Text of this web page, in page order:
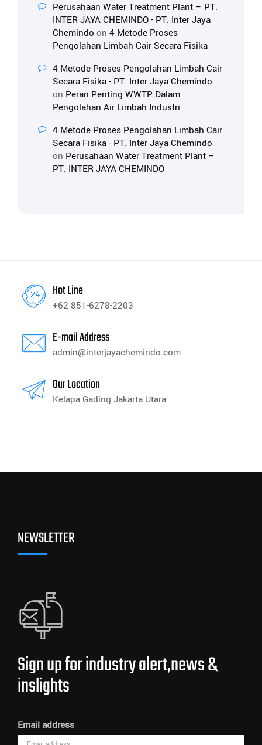
Perusahaan Water Treatment Plant – PT.
INTER JAYA CHEMINDO - PT. Inter Jaya
Chemindo on 4 Metode Proses
Pengolahan Limbah Cair Secara Fisika
4 Metode Proses Pengolahan Limbah Cair
Secara Fisika - PT. Inter Jaya Chemindo
on Peran Penting WWTP Dalam
Pengolahan Air Limbah Industri
4 Metode Proses Pengolahan Limbah Cair
Secara Fisika - PT. Inter Jaya Chemindo
on Perusahaan Water Treatment Plant –
PT. INTER JAYA CHEMINDO
Hot Line
+62 851-6278-2203
E-mail Address
admin@interjayachemindo.com
Our Location
Kelapa Gading Jakarta Utara
NEWSLETTER
Sign up for industry alert,news &
inslights
Email address